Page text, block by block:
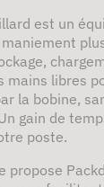
est un
mains libres
la bobine,
gain de
poste.
propose